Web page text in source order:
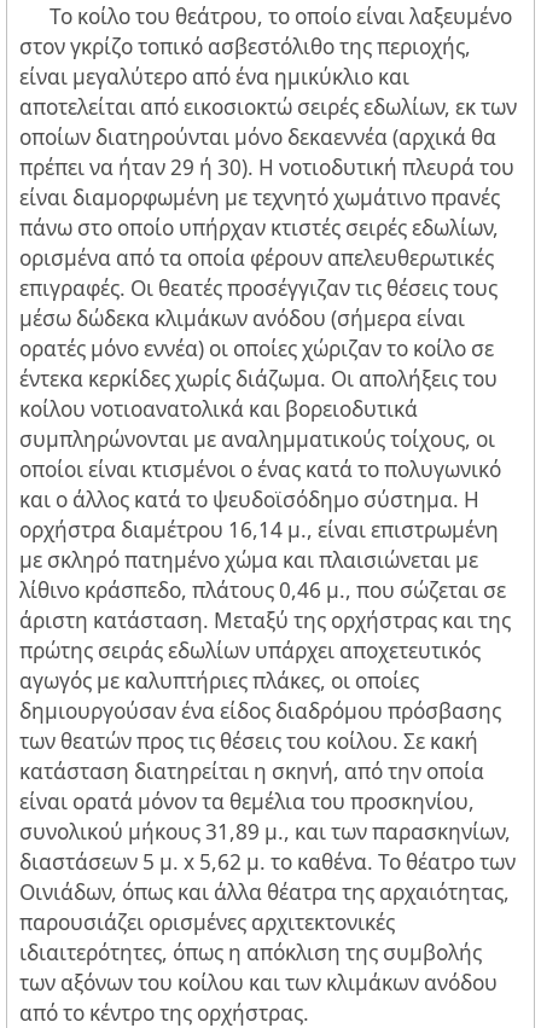
Το κοίλο του θεάτρου, το οποίο είναι λαξευμένο
στον γκρίζο τοπικό ασβεστόλιθο της περιοχής,
είναι μεγαλύτερο από ένα ημικύκλιο και
αποτελείται από εικοσιοκτώ σειρές εδωλίων, εκ των
οποίων διατηρούνται μόνο δεκαεννέα (αρχικά θα
πρέπει να ήταν 29 ή 30). H νοτιοδυτική πλευρά του
είναι διαμορφωμένη με τεχνητό χωμάτινο πρανές
πάνω στο οποίο υπήρχαν κτιστές σειρές εδωλίων,
ορισμένα από τα οποία φέρουν απελευθερωτικές
επιγραφές. Οι θεατές προσέγγιζαν τις θέσεις τους
μέσω δώδεκα κλιμάκων ανόδου (σήμερα είναι
ορατές μόνο εννέα) οι οποίες χώριζαν το κοίλο σε
έντεκα κερκίδες χωρίς διάζωμα. Οι απολήξεις του
κοίλου νοτιοανατολικά και βορειοδυτικά
συμπληρώνονται με αναλημματικούς τοίχους, οι
οποίοι είναι κτισμένοι ο ένας κατά το πολυγωνικό
και ο άλλος κατά το ψευδοϊσόδημο σύστημα. H
ορχήστρα διαμέτρου 16,14 μ., είναι επιστρωμένη
με σκληρό πατημένο χώμα και πλαισιώνεται με
λίθινο κράσπεδο, πλάτους 0,46 μ., που σώζεται σε
άριστη κατάσταση. Μεταξύ της ορχήστρας και της
πρώτης σειράς εδωλίων υπάρχει αποχετευτικός
αγωγός με καλυπτήριες πλάκες, οι οποίες
δημιουργούσαν ένα είδος διαδρόμου πρόσβασης
των θεατών προς τις θέσεις του κοίλου. Σε κακή
κατάσταση διατηρείται η σκηνή, από την οποία
είναι ορατά μόνον τα θεμέλια του προσκηνίου,
συνολικού μήκους 31,89 μ., και των παρασκηνίων,
διαστάσεων 5 μ. x 5,62 μ. το καθένα. Το θέατρο των
Οινιάδων, όπως και άλλα θέατρα της αρχαιότητας,
παρουσιάζει ορισμένες αρχιτεκτονικές
ιδιαιτερότητες, όπως η απόκλιση της συμβολής
των αξόνων του κοίλου και των κλιμάκων ανόδου
από το κέντρο της ορχήστρας.